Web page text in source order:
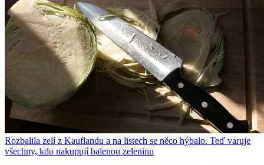
Rozbalila zelí z Kauflandu a na listech se něco hýbalo. Teď varuje
všechny, kdo nakupují balenou zeleninu